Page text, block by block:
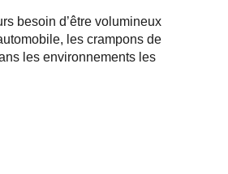
besoin d’être volumineux
les crampons de
les environnements les